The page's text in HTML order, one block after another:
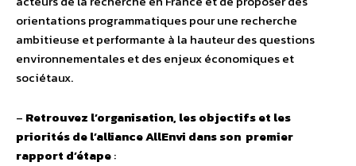
orientations programmatiques pour une recherche
ambitieuse et performante à la hauteur des questions
environnementales et des enjeux économiques et
sociétaux.
– Retrouvez l’organisation, les objectifs et les
priorités de l’alliance AllEnvi dans son premier
rapport d’étape: